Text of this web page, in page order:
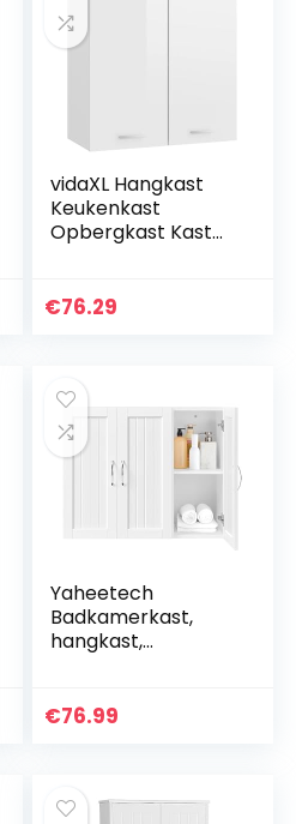
vidaXL Hangkast
Keukenkast
Opbergkast Kast
Opbergkasten
Hoogglans Wit
€76.29
Yaheetech
Badkamerkast,
hangkast,
badkamerkast,
plank voor
€76.99